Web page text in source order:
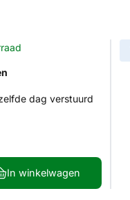
dag verstuurd
In winkelwagen